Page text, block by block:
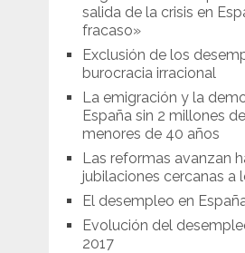
salida de la crisis en
fracaso»
Exclusión de los
burocracia irracional
La emigración y la
España sin 2 millones
menores de 40 años
Las reformas avanzan
jubilaciones cercanas a
El desempleo en
Evolución del
2017